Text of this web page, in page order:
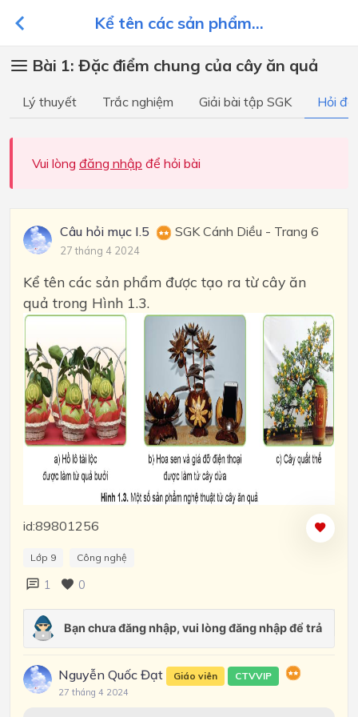
Kể tên các sản phẩm...
Bài 1: Đặc điểm chung của cây ăn quả
Lý thuyết Trắc nghiệm Giải bài tập SGK Hỏi
Vui lòng đăng nhập để hỏi bài
Câu hỏi mục I.5 SGK Cánh Diều - Trang 6
27 tháng 4 2024
Kể tên các sản phẩm được tạo ra từ cây ăn
quả trong Hình 1.3.
id:89801256
Lớp 9 Công nghệ
1 0
Nguyễn Quốc Đạt Giáo viên CTVVIP
27 tháng 4 2024